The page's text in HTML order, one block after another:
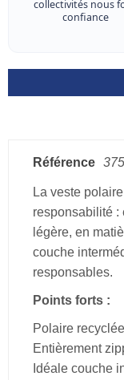
collectivités nous
confiance
Référence
La veste
responsabilité :
légère, en
couche
responsables.
Points forts :
Polaire
Entièrement
Idéale couche